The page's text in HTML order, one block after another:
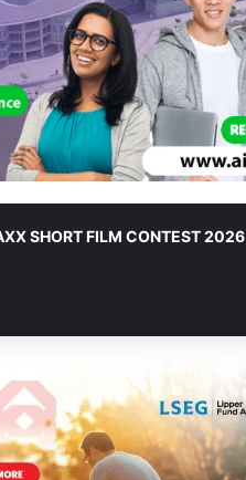
SHORT FILM CONTEST 2026